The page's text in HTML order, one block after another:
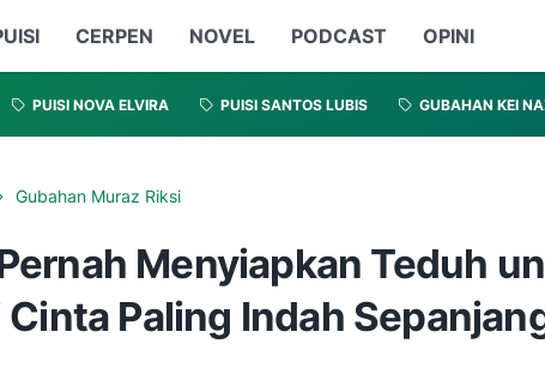
CERPEN NOVEL PODCAST OPINI
PUISI NOVA ELVIRA PUISI SANTOS LUBIS GUBAHAN KEI
Gubahan Muraz Riksi
Menyiapkan Teduh
Cinta Paling Indah